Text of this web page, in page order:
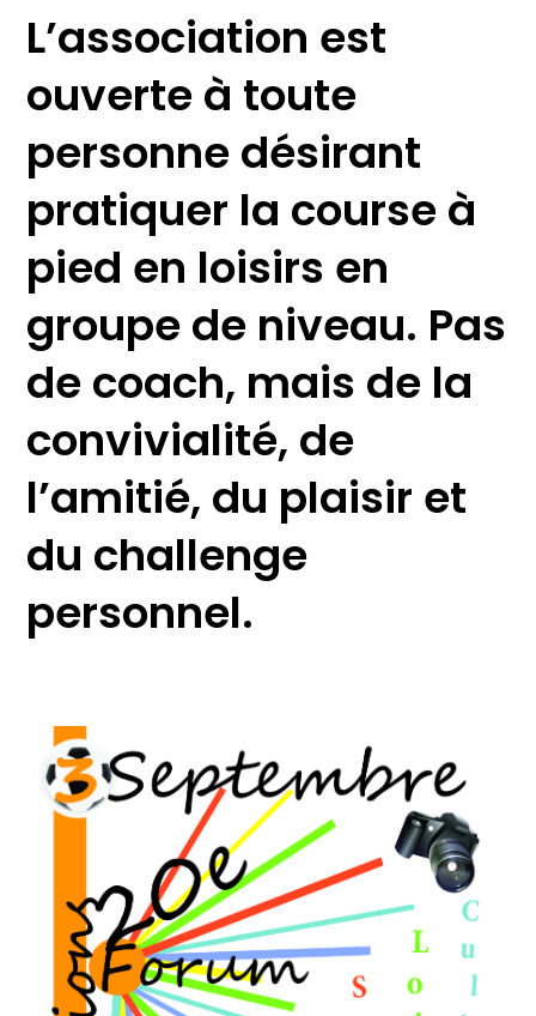
L’association est
ouverte à toute
personne désirant
pratiquer la course à
pied en loisirs en
groupe de niveau. Pas
de coach, mais de la
convivialité, de
l’amitié, du plaisir et
du challenge
personnel.